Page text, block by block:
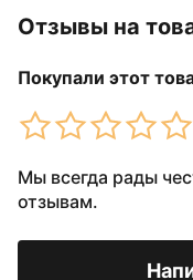
Отзывы на
Покупали этот
Мы всегда рады
отзывам.